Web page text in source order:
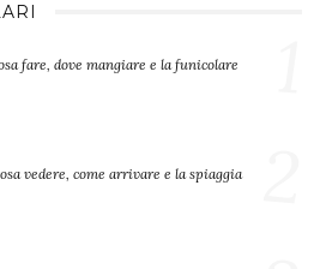
fare, dove mangiare e la funicolare
vedere, come arrivare e la spiaggia